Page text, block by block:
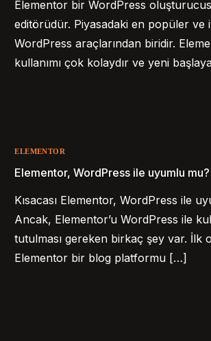
Elementor bir WordPress
editörüdür. Piyasadaki en popüler ve
WordPress araçlarından biridir.
kullanımı çok kolaydır ve yeni
ELEMENTOR
Elementor, WordPress ile uyumlu mu?
Kısacası Elementor, WordPress ile
Ancak, Elementor’u WordPress ile
tutulması gereken birkaç şey var. İlk
Elementor bir blog platformu […]